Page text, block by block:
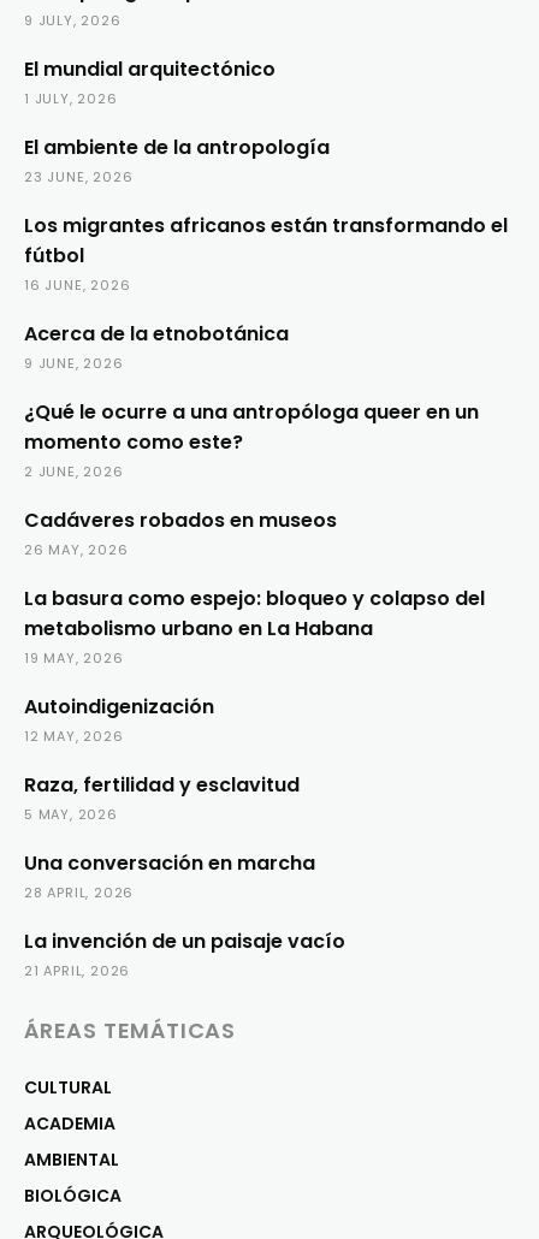
9 JULY, 2026
El mundial arquitectónico
1 JULY, 2026
El ambiente de la antropología
23 JUNE, 2026
Los migrantes africanos están transformando el
fútbol
16 JUNE, 2026
Acerca de la etnobotánica
9 JUNE, 2026
¿Qué le ocurre a una antropóloga queer en un
momento como este?
2 JUNE, 2026
Cadáveres robados en museos
26 MAY, 2026
La basura como espejo: bloqueo y colapso del
metabolismo urbano en La Habana
19 MAY, 2026
Autoindigenización
12 MAY, 2026
Raza, fertilidad y esclavitud
5 MAY, 2026
Una conversación en marcha
28 APRIL, 2026
La invención de un paisaje vacío
21 APRIL, 2026
ÁREAS TEMÁTICAS
CULTURAL
ACADEMIA
AMBIENTAL
BIOLÓGICA
ARQUEOLÓGICA